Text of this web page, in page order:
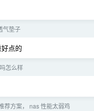
气垫子
点的
怎么样
荐方案， nas 性能太弱鸡